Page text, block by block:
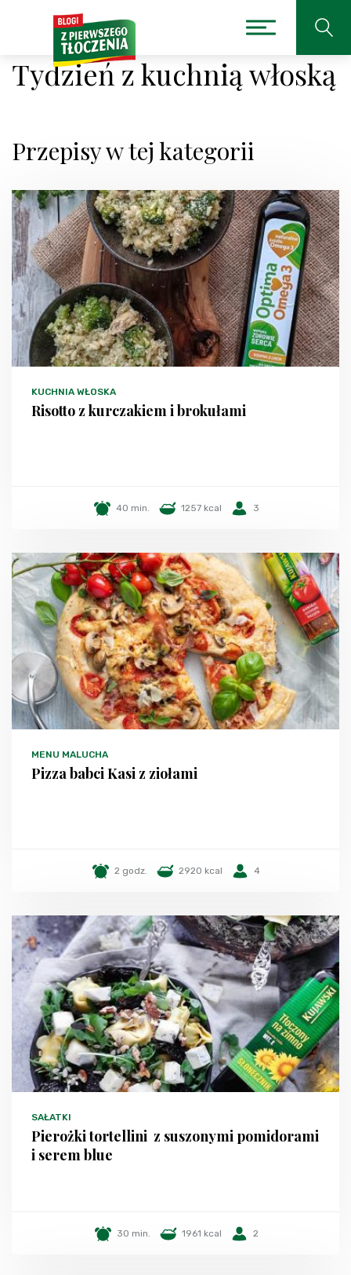
Tydzień z kuchnią włoską
Przepisy w tej kategorii
KUCHNIA WŁOSKA
Risotto z kurczakiem i brokułami
40 min. 1257 kcal 3
MENU MALUCHA
Pizza babci Kasi z ziołami
2 godz. 2920 kcal 4
SAŁATKI
Pierożki tortellini z suszonymi pomidorami
i serem blue
30 min. 1961 kcal 2